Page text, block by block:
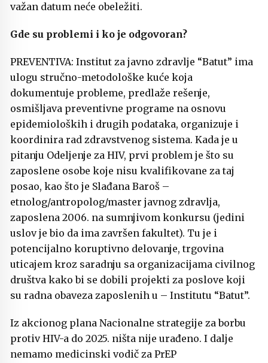
važan datum neće obeležiti.
Gde su problemi i ko je odgovoran?
PREVENTIVA: Institut za javno zdravlje “Batut” ima
ulogu stručno-metodološke kuće koja
dokumentuje probleme, predlaže rešenje,
osmišljava preventivne programe na osnovu
epidemioloških i drugih podataka, organizuje i
koordinira rad zdravstvenog sistema. Kada je u
pitanju Odeljenje za HIV, prvi problem je što su
zaposlene osobe koje nisu kvalifikovane za taj
posao, kao što je Slađana Baroš –
etnolog/antropolog/master javnog zdravlja,
zaposlena 2006. na sumnjivom konkursu (jedini
uslov je bio da ima završen fakultet). Tu je i
potencijalno koruptivno delovanje, trgovina
uticajem kroz saradnju sa organizacijama civilnog
društva kako bi se dobili projekti za poslove koji
su radna obaveza zaposlenih u – Institutu “Batut”.
Iz akcionog plana Nacionalne strategije za borbu
protiv HIV-a do 2025. ništa nije urađeno. I dalje
nemamo medicinski vodič za PrEP